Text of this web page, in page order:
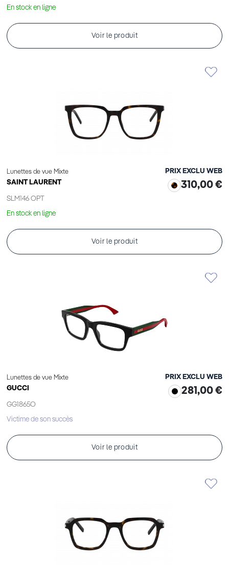
En stock en ligne
Voir le produit
Lunettes de vue Mixte
SAINT LAURENT
SLM146 OPT
PRIX EXCLU WEB
310,00 €
En stock en ligne
Voir le produit
Lunettes de vue Mixte
GUCCI
GG1865O
PRIX EXCLU WEB
281,00 €
Victime de son succès
Voir le produit